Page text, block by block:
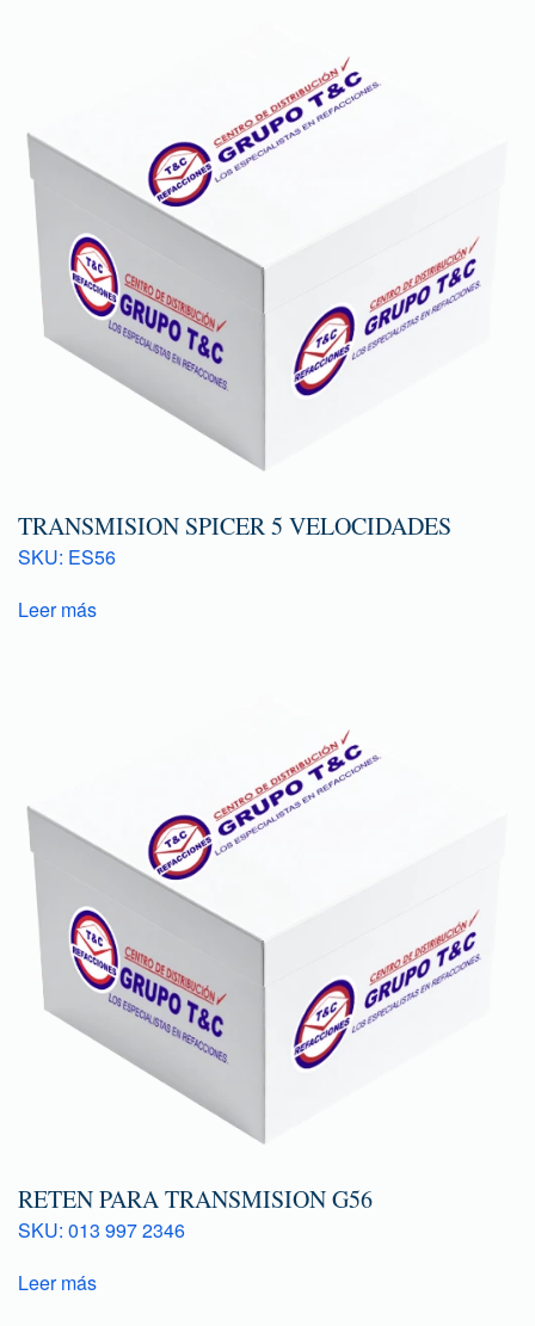
TRANSMISION SPICER 5 VELOCIDADES
SKU: ES56
Leer más
RETEN PARA TRANSMISION G56
SKU: 013 997 2346
Leer más